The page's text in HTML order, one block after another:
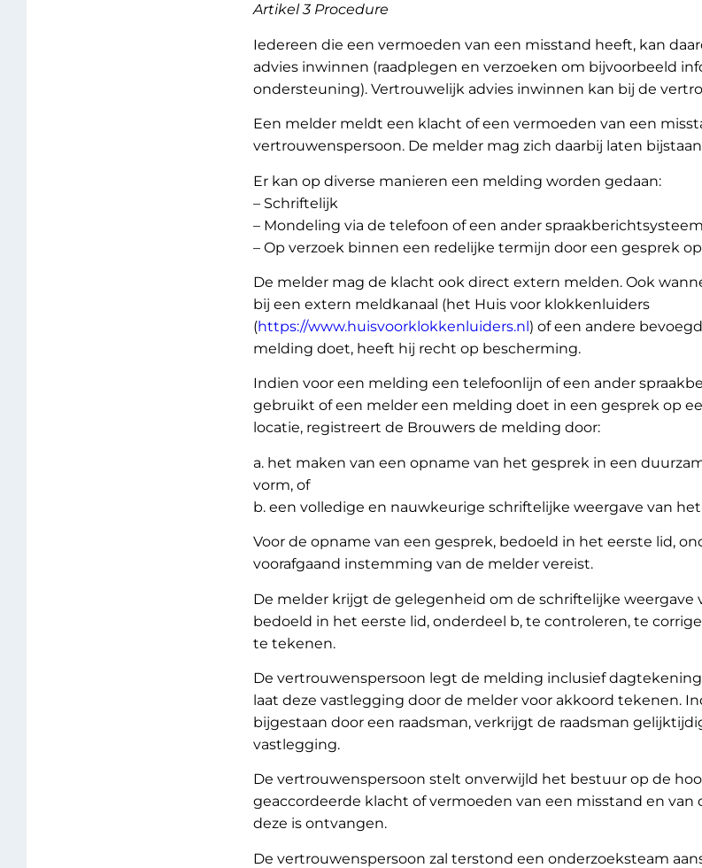
Artikel 3 Procedure
Iedereen die een vermoeden van een misstand heeft, kan
advies inwinnen (raadplegen en verzoeken om bijvoorbeeld
ondersteuning). Vertrouwelijk advies inwinnen kan bij de
Een melder meldt een klacht of een vermoeden van een
vertrouwenspersoon. De melder mag zich daarbij laten
Er kan op diverse manieren een melding worden gedaan:
– Schriftelijk
– Mondeling via de telefoon of een ander spraakberichtsysteem
– Op verzoek binnen een redelijke termijn door een gesprek
De melder mag de klacht ook direct extern melden. Ook
bij een extern meldkanaal (het Huis voor klokkenluiders
(https://www.huisvoorklokkenluiders.nl) of een andere
melding doet, heeft hij recht op bescherming.
Indien voor een melding een telefoonlijn of een ander
gebruikt of een melder een melding doet in een gesprek op
locatie, registreert de Brouwers de melding door:
a. het maken van een opname van het gesprek in een
vorm, of
b. een volledige en nauwkeurige schriftelijke weergave van
Voor de opname van een gesprek, bedoeld in het eerste lid,
voorafgaand instemming van de melder vereist.
De melder krijgt de gelegenheid om de schriftelijke weergave
bedoeld in het eerste lid, onderdeel b, te controleren, te
te tekenen.
De vertrouwenspersoon legt de melding inclusief
laat deze vastlegging door de melder voor akkoord tekenen.
bijgestaan door een raadsman, verkrijgt de raadsman
vastlegging.
De vertrouwenspersoon stelt onverwijld het bestuur op de
geaccordeerde klacht of vermoeden van een misstand en van
deze is ontvangen.
De vertrouwenspersoon zal terstond een onderzoeksteam